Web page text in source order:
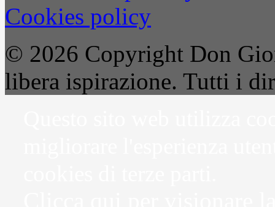
Cookies policy
© 2026 Copyright Don
libera ispirazione. Tutti i